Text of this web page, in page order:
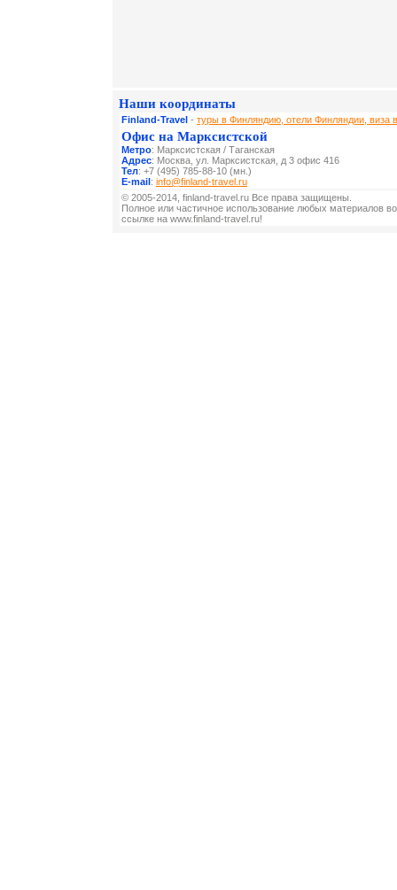
Наши координаты
Finland-Travel - туры в Финляндию, отели Финляндии, виза
Офис на Марксистской
Метро: Марксистская / Таганская
Адрес: Москва, ул. Марксистская, д 3 офис 416
Тел: +7 (495) 785-88-10 (мн.)
E-mail: info@finland-travel.ru
© 2005-2014, finland-travel.ru Все права защищены.
Полное или частичное использование любых материалов
ссылке на www.finland-travel.ru!